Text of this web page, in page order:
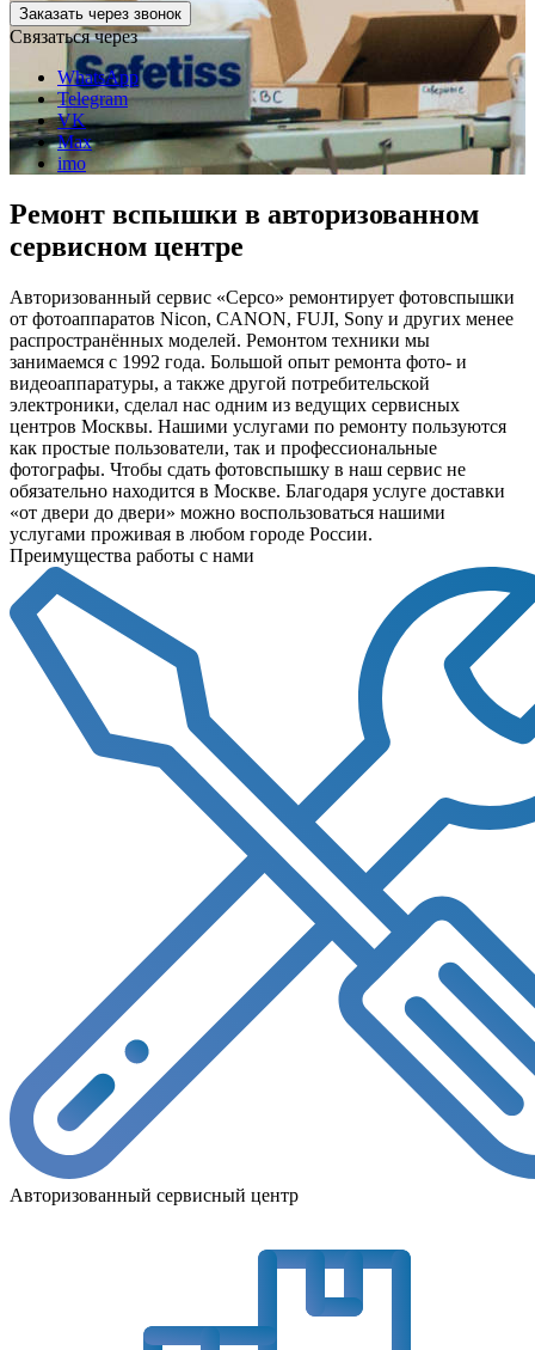
Заказать через звонок
Связаться через
WhatsApp
Telegram
VK
Max
imo
Ремонт вспышки в авторизованном
сервисном центре
Авторизованный сервис «Серсо» ремонтирует фотовспышки
от фотоаппаратов Nicon, CANON, FUJI, Sony и других менее
распространённых моделей. Ремонтом техники мы
занимаемся с 1992 года. Большой опыт ремонта фото- и
видеоаппаратуры, а также другой потребительской
электроники, сделал нас одним из ведущих сервисных
центров Москвы. Нашими услугами по ремонту пользуются
как простые пользователи, так и профессиональные
фотографы. Чтобы сдать фотовспышку в наш сервис не
обязательно находится в Москве. Благодаря услуге доставки
«от двери до двери» можно воспользоваться нашими
услугами проживая в любом городе России.
Преимущества работы с нами
Авторизованный сервисный центр